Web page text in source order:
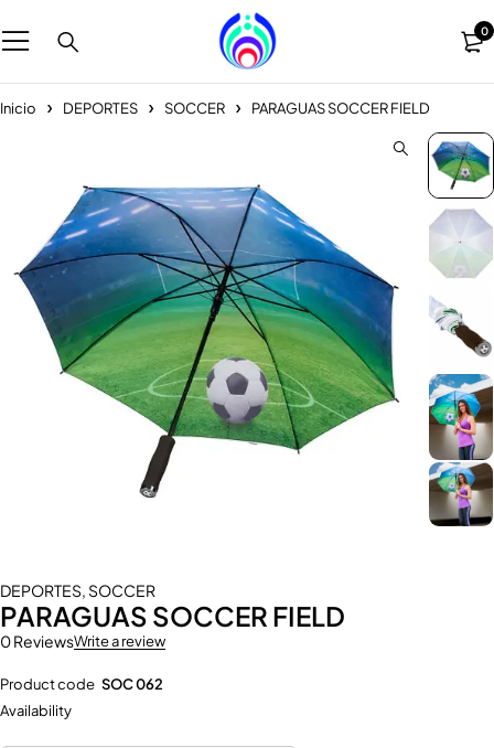
0
Inicio DEPORTES SOCCER PARAGUAS SOCCER FIELD
DEPORTES, SOCCER
PARAGUAS SOCCER FIELD
0 ReviewsWrite a review
Product code SOC 062
Availability